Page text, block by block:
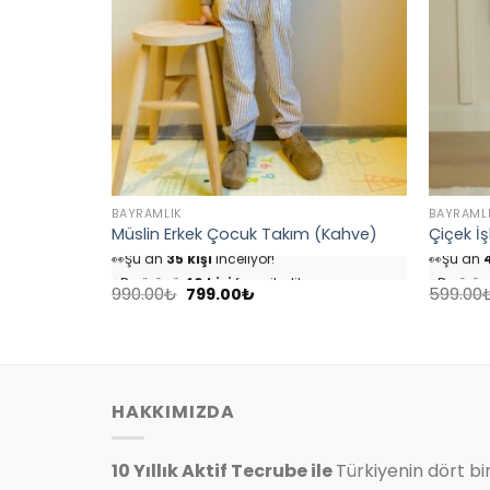
BAYRAMLIK
Müslin Erkek Çocuk Takım (Kahve)
👀Şu an35 kişiinceliyor!
⭐️Bu ürünü 40 kişifavoriledi!
🛒18 kişisepetine ekledi!
990.00₺ Orijinal
799.00₺
Çiçek
👀Şu an
⭐️Bu
🛒25 kişi
599.00
HAKKIMIZDA
10 Yıllık Aktif Tecrube ileTürkiyenin dört bir